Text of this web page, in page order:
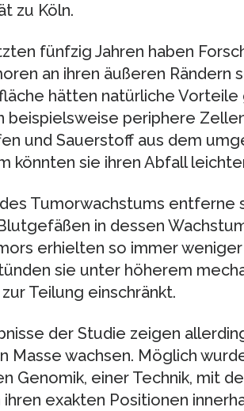
zu Köln.
fünfzig Jahren haben
an ihren äußeren Rändern
hätten natürliche
beispielsweise periphere
und Sauerstoff aus dem
könnten sie ihren Abfall
Tumorwachstums entferne
in dessen
erhielten so immer
sie unter höherem
Teilung einschränkt.
der Studie zeigen
Masse wachsen. Möglich
Genomik, einer Technik, mit
ihren exakten Positionen